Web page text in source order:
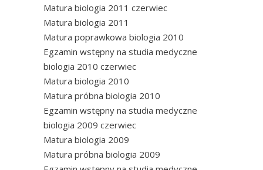
Matura biologia 2011 czerwiec
Matura biologia 2011
Matura poprawkowa biologia 2010
Egzamin wstępny na studia medyczne
biologia 2010 czerwiec
Matura biologia 2010
Matura próbna biologia 2010
Egzamin wstępny na studia medyczne
biologia 2009 czerwiec
Matura biologia 2009
Matura próbna biologia 2009